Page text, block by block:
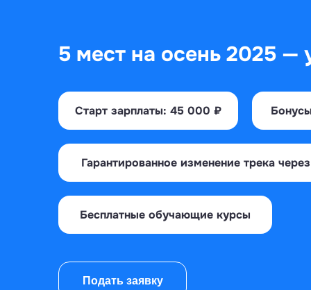
Подать заявку
5 мест на осень 2025 —
Старт зарплаты: 45 000 ₽
Гарантированное изменение трека
Бесплатные обучающие курсы